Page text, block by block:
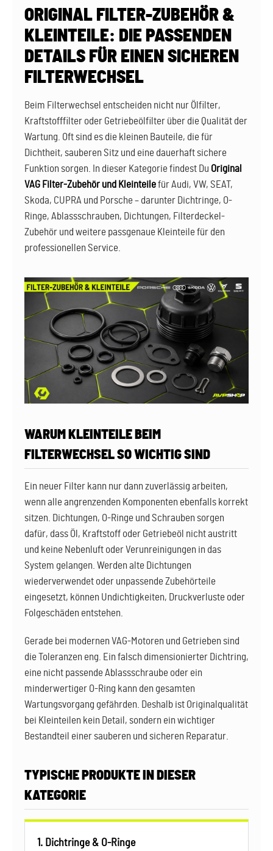
ORIGINAL FILTER-ZUBEHÖR &
KLEINTEILE: DIE PASSENDEN
DETAILS FÜR EINEN SICHEREN
FILTERWECHSEL
Beim Filterwechsel entscheiden nicht nur Ölfilter,
Kraftstofffilter oder Getriebeölfilter über die Qualität der
Wartung. Oft sind es die kleinen Bauteile, die für
Dichtheit, sauberen Sitz und eine dauerhaft sichere
Funktion sorgen. In dieser Kategorie findest Du Original
VAG Filter-Zubehör und Kleinteilefür Audi, VW, SEAT,
Skoda, CUPRA und Porsche – darunter Dichtringe, O-
Ringe, Ablassschrauben, Dichtungen, Filterdeckel-
Zubehör und weitere passgenaue Kleinteile für den
professionellen Service.
WARUM KLEINTEILE BEIM
FILTERWECHSEL SO WICHTIG SIND
Ein neuer Filter kann nur dann zuverlässig arbeiten,
wenn alle angrenzenden Komponenten ebenfalls korrekt
sitzen. Dichtungen, O-Ringe und Schrauben sorgen
dafür, dass Öl, Kraftstoff oder Getriebeöl nicht austritt
und keine Nebenluft oder Verunreinigungen in das
System gelangen. Werden alte Dichtungen
wiederverwendet oder unpassende Zubehörteile
eingesetzt, können Undichtigkeiten, Druckverluste oder
Folgeschäden entstehen.
Gerade bei modernen VAG-Motoren und Getrieben sind
die Toleranzen eng. Ein falsch dimensionierter Dichtring,
eine nicht passende Ablassschraube oder ein
minderwertiger O-Ring kann den gesamten
Wartungsvorgang gefährden. Deshalb ist Originalqualität
bei Kleinteilen kein Detail, sondern ein wichtiger
Bestandteil einer sauberen und sicheren Reparatur.
TYPISCHE PRODUKTE IN DIESER
KATEGORIE
1. Dichtringe & O-Ringe